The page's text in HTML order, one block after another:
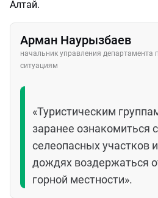
Алтай.
Арман Наурызбаев
начальник управления департамента
ситуациям
«Туристическим
заранее ознакомиться
селеопасных участков
дождях воздержаться
горной местности».